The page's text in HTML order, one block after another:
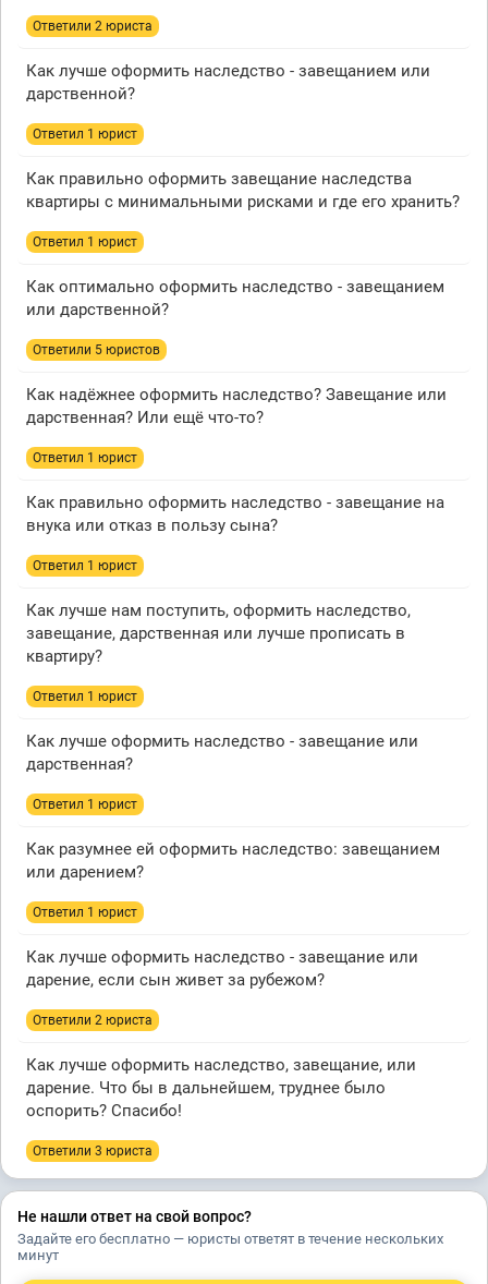
Ответили 2 юристa
Как лучше оформить наследство - завещанием или
дарственной?
Ответил 1 юрист
Как правильно оформить завещание наследства
квартиры с минимальными рисками и где его хранить?
Ответил 1 юрист
Как оптимально оформить наследство - завещанием
или дарственной?
Ответили 5 юристов
Как надёжнее оформить наследство? Завещание или
дарственная? Или ещё что-то?
Ответил 1 юрист
Как правильно оформить наследство - завещание на
внука или отказ в пользу сына?
Ответил 1 юрист
Как лучше нам поступить, оформить наследство,
завещание, дарственная или лучше прописать в
квартиру?
Ответил 1 юрист
Как лучше оформить наследство - завещание или
дарственная?
Ответил 1 юрист
Как разумнее ей оформить наследство: завещанием
или дарением?
Ответил 1 юрист
Как лучше оформить наследство - завещание или
дарение, если сын живет за рубежом?
Ответили 2 юристa
Как лучше оформить наследство, завещание, или
дарение. Что бы в дальнейшем, труднее было
оспорить? Спасибо!
Ответили 3 юристa
Не нашли ответ на свой вопрос?
Задайте его бесплатно — юристы ответят в течение нескольких
минут